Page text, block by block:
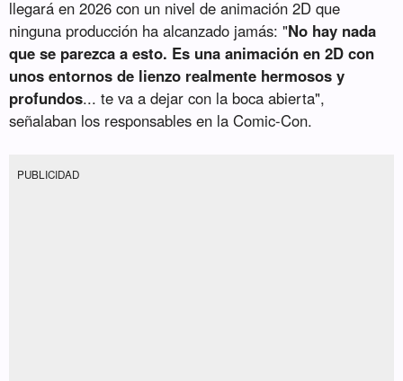
llegará en 2026 con un nivel de animación 2D que
ninguna producción ha alcanzado jamás: "No hay nada
que se parezca a esto. Es una animación en 2D con
unos entornos de lienzo realmente hermosos y
profundos... te va a dejar con la boca abierta",
señalaban los responsables en la Comic-Con.
PUBLICIDAD